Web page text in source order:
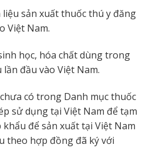
sản xuất thuốc thú y đăng
Việt Nam.
học, hóa chất dùng trong
đầu vào Việt Nam.
có trong Danh mục thuốc
sử dụng tại Việt Nam để tạm
để sản xuất tại Việt Nam
theo hợp đồng đã ký với